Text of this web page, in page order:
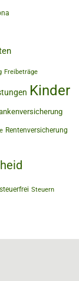
Freibeträge
Kinder
Rentenversicherung
steuerfrei Steuern